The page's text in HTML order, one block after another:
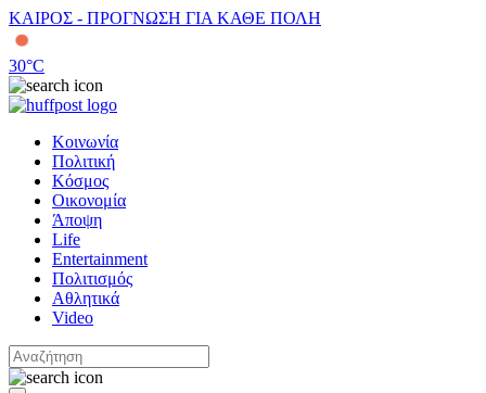
ΚΑΙΡΟΣ - ΠΡΟΓΝΩΣΗ ΓΙΑ ΚΑΘΕ ΠΟΛΗ
30°C
Κοινωνία
Πολιτική
Κόσμος
Οικονομία
Άποψη
Life
Entertainment
Πολιτισμός
Αθλητικά
Video